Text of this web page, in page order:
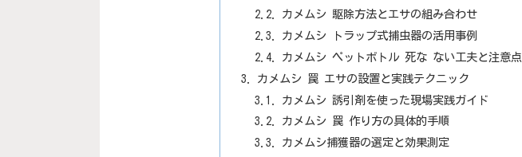
カメムシ 駆除方法とエサの組み合わせ
カメムシ トラップ式捕虫器の活用事例
カメムシ ペットボトル 死な ない工夫と注意点
カメムシ 罠 エサの設置と実践テクニック
カメムシ 誘引剤を使った現場実践ガイド
カメムシ 罠 作り方の具体的手順
カメムシ捕獲器の選定と効果測定